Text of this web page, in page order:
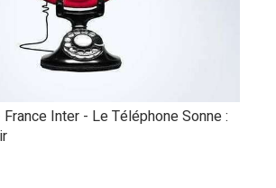
France Inter - Le Téléphone Sonne :